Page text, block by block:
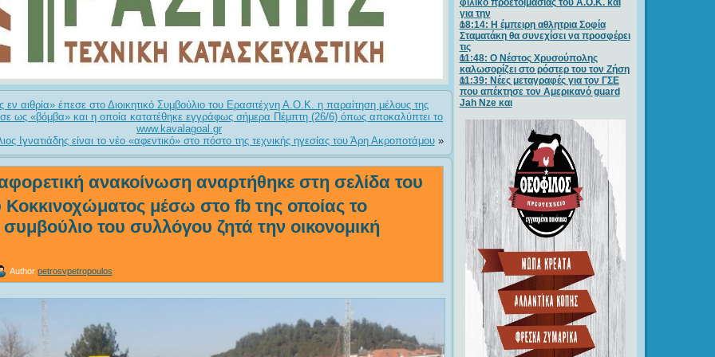
εν αιθρία» έπεσε στο Διοικητικό Συμβούλιο του Ερασιτέχνη Α.Ο.Κ. η παραίτηση μέλους της
ως «βόμβα» και η οποία κατατέθηκε εγγράφως σήμερα Πέμπτη (26/6) όπως αποκαλύπτει το
www.kavalagoal.gr
Ιγνατιάδης είναι το νέο «αφεντικό» στο πόστο της τεχνικής ηγεσίας του Άρη Ακροποτάμου»
ανακοίνωση αναρτήθηκε στη σελίδα του
Κοκκινοχώματος μέσω στο fb της οποίας το
συμβούλιο του συλλόγου ζητά την οικονομική
Author petrosvpetropoulos
φιλικό προετοιμασίας του Α.Ο.Κ. και
για την
18:14: Η έμπειρη αθλητρια Σοφία
Σταματάκη θα συνεχίσει να προσφέρει
τις
11:48: Ο Νέστος Χρυσούπολης
καλωσορίζει στο ρόστερ του τον Ζήση
11:39: Νέες μεταγραφές για τον ΓΣE
που απέκτησε τον Αμερικανό guard
Jah Nze και